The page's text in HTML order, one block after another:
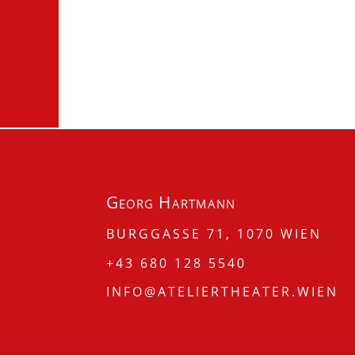
Georg Hartmann
BURGGASSE 71, 1070 WIEN
+43 680 128 5540
INFO@ATELIERTHEATER.WIEN